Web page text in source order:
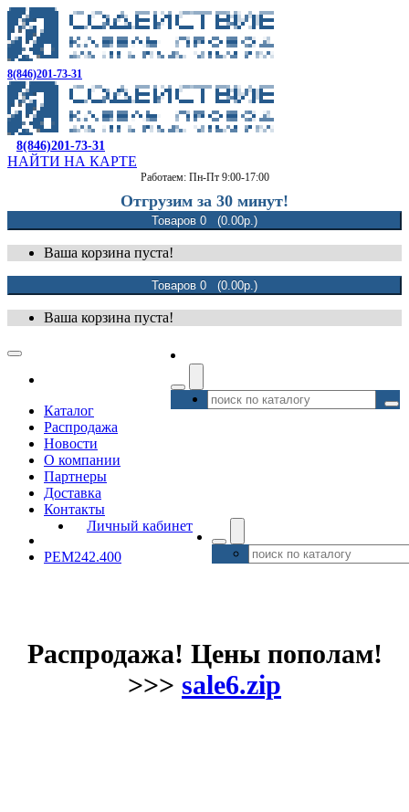
8(846)201-73-31
8(846)201-73-31
НАЙТИ НА КАРТЕ
Работаем: Пн-Пт 9:00-17:00
Отгрузим за 30 минут!
Товаров 0 (0.00р.)
Ваша корзина пуста!
Товаров 0 (0.00р.)
Ваша корзина пуста!
Каталог
Распродажа
Новости
О компании
Партнеры
Доставка
Контакты
Личный кабинет
PEM242.400
Распродажа! Цены пополам!
>>> sale6.zip